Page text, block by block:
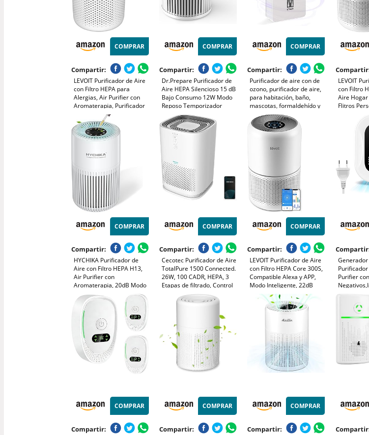
COMPRAR
Compartir:
LEVOIT Purificador de Aire
con Filtro HEPA para
Alergias, Air Purifier con
Aromaterapia, Purificador
Aire Silencioso 25dB, Bajo
Consumo de Energía de 7W,
Core Mini
COMPRAR
Compartir:
Dr.Prepare Purificador de
Aire HEPA Silencioso 15 dB
Bajo Consumo 12W Modo
Reposo Temporizador
Elimina 99,97% de Polen,
Polvo, Pelo de Mascotas y
Humo Prefiltro Lavable para
Dormitorios y Oficinas
COMPRAR
Compartir:
Purificador de aire con de
ozono, purificador de aire,
para habitación, baño,
mascotas, formaldehído y
olores, alta eficiencia -
Blanco
LEVOIT
con Filtro
Aire
Flitros
Polvo,
Modo
COMPRAR
Compartir:
HYCHIKA Purificador de
Aire con Filtro HEPA H13,
Air Purifier con
Aromaterapia, 20dB Modo
Sueño, Elimina 99,97% de
Polvo, Polen, Humo y
Olores, 3 Luces Nocturnas,
Temporizador, para Hogar
y Dormitorio
COMPRAR
Compartir:
Cecotec Purificador de Aire
TotalPure 1500 Connected.
26W, 100 CADR, HEPA, 3
Etapas de filtrado, Control
por Wi-fi, 2 Modos de
Funcionamiento, Sensor PM
COMPRAR
Compartir:
LEVOIT Purificador de Aire
con Filtro HEPA Core 300S,
Compatible Alexa y APP,
Modo Inteligente, 22dB
Modo de Sueño Silencioso,
Elimina 99.97% de Alergia
Polen Ácaros Humo Pelo de
Mascota, Bajo Consumo
Purifier
BañO,con
COMPRAR
Compartir:
COMPRAR
Compartir:
COMPRAR
Compartir: